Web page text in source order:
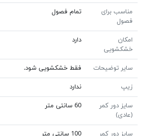
مناسب برای
فصول
تمام فصول
امکان
خشکشویی
دارد
سایر توضیحات فقط خشکشویی شود.
زیپ ندارد
سایز دور کمر
(عادی)
60 سانتی متر
سایز دور کمر 100 سانتی متر